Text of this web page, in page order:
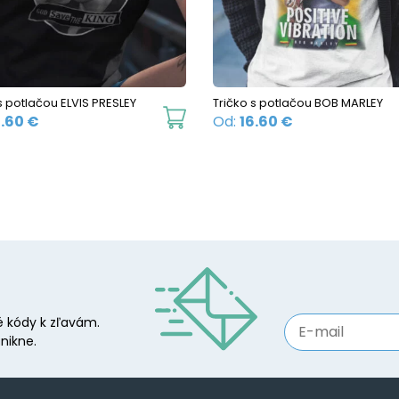
be
chosen
on
the
product
page
ELVIS PRESLEY
€
This
options
may
be
chosen
Tričko s potlačou BOB MARLEY
Od: 16.60 €
kódy k zľavám.